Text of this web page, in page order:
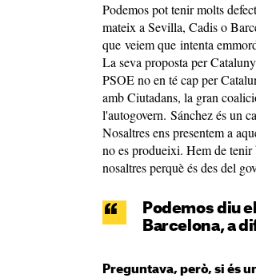
Podemos pot tenir molts
mateix a Sevilla, Cadis o
que veiem que intenta
La seva proposta per
PSOE no en té cap per
amb Ciutadans, la gran
l'autogovern. Sánchez és un
Nosaltres ens presentem a
no es produeixi. Hem de
nosaltres perquè és des del
Podemos diu
Barcelona, a
Preguntava, però, si és